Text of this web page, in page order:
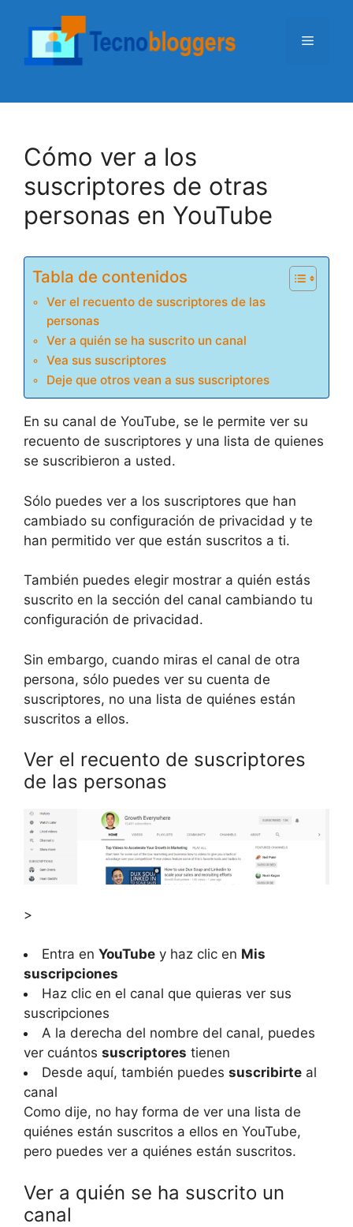
contenido
Menú
Cómo ver a los
suscriptores de otras
personas en YouTube
Tabla de contenidos
Ver el recuento de suscriptores de las
personas
Ver a quién se ha suscrito un canal
Vea sus suscriptores
Deje que otros vean a sus suscriptores
En su canal de YouTube, se le permite ver su
recuento de suscriptores y una lista de quienes
se suscribieron a usted.
Sólo puedes ver a los suscriptores que han
cambiado su configuración de privacidad y te
han permitido ver que están suscritos a ti.
También puedes elegir mostrar a quién estás
suscrito en la sección del canal cambiando tu
configuración de privacidad.
Sin embargo, cuando miras el canal de otra
persona, sólo puedes ver su cuenta de
suscriptores, no una lista de quiénes están
suscritos a ellos.
Ver el recuento de suscriptores
de las personas
>
Entra en YouTube y haz clic en Mis
suscripciones
Haz clic en el canal que quieras ver sus
suscripciones
A la derecha del nombre del canal, puedes
ver cuántos suscriptores tienen
Desde aquí, también puedes suscribirte al
canal
Como dije, no hay forma de ver una lista de
quiénes están suscritos a ellos en YouTube,
pero puedes ver a quiénes están suscritos.
Ver a quién se ha suscrito un
canal